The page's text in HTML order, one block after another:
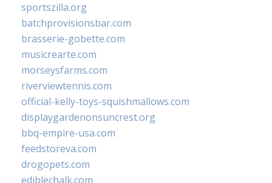
sportszilla.org
batchprovisionsbar.com
brasserie-gobette.com
musicrearte.com
morseysfarms.com
riverviewtennis.com
official-kelly-toys-squishmallows.com
displaygardenonsuncrest.org
bbq-empire-usa.com
feedstoreva.com
drogopets.com
ediblechalk.com